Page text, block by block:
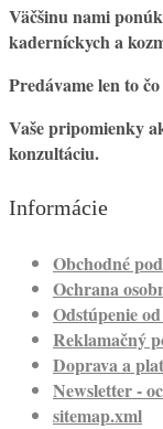
Väčšinu nami
kaderníckych a
Predávame len to
Vaše pripomienky
konzultáciu.
Informácie
Obchodné
Ochrana
Odstúpenie
Reklamačný
Doprava a
Newsletter -
sitemap.xml